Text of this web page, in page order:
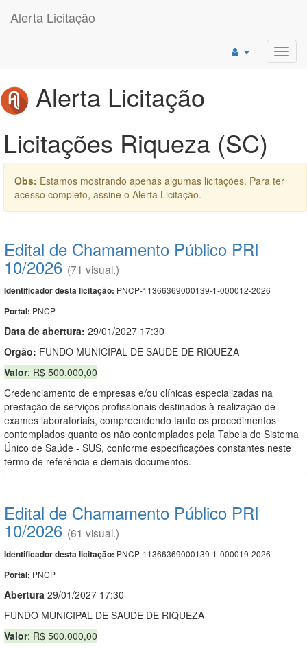
Alerta Licitação
Alerta Licitação
Licitações Riqueza (SC)
Obs: Estamos mostrando apenas algumas licitações. Para ter
acesso completo, assine o Alerta Licitação.
Edital de Chamamento Público PRI
10/2026 (71 visual.)
Identificador desta licitação: PNCP-11366369000139-1-000012-2026
Portal: PNCP
Data de abertura: 29/01/2027 17:30
Orgão: FUNDO MUNICIPAL DE SAUDE DE RIQUEZA
Valor: R$ 500.000,00
Credenciamento de empresas e/ou clínicas especializadas na
prestação de serviços profissionais destinados à realização de
exames laboratoriais, compreendendo tanto os procedimentos
contemplados quanto os não contemplados pela Tabela do Sistema
Único de Saúde - SUS, conforme especificações constantes neste
termo de referência e demais documentos.
Edital de Chamamento Público PRI
10/2026 (61 visual.)
Identificador desta licitação: PNCP-11366369000139-1-000019-2026
Portal: PNCP
Abertura 29/01/2027 17:30
FUNDO MUNICIPAL DE SAUDE DE RIQUEZA
Valor: R$ 500.000,00